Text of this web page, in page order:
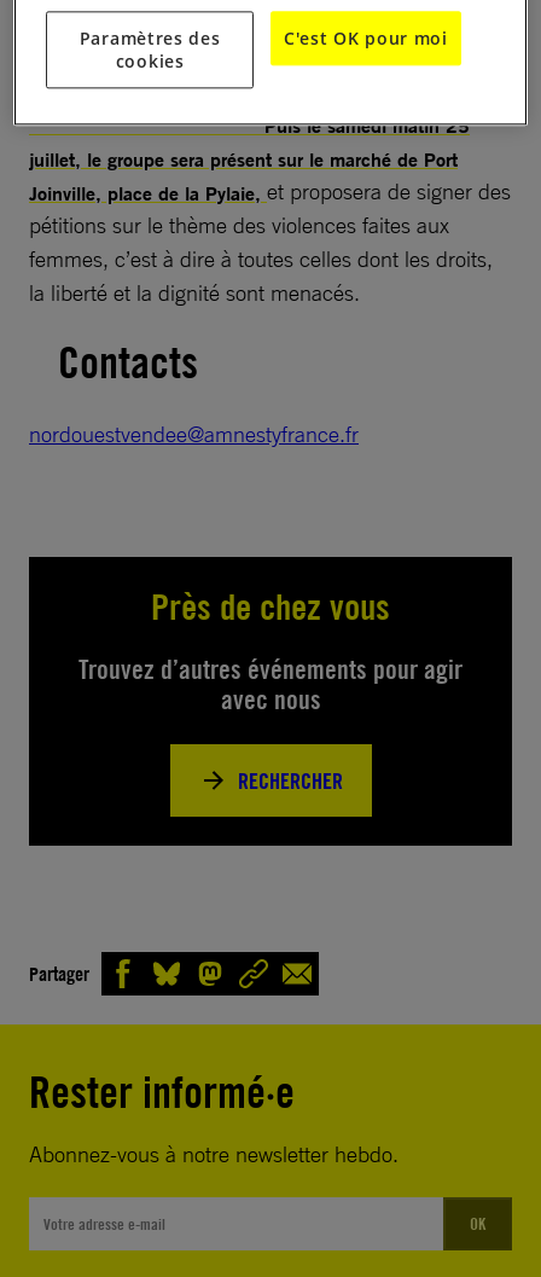
sur la dépénalisation de l’avortement dans ce pays.
Puis le samedi matin 25
juillet, le groupe sera présent sur le marché de Port
Joinville, place de la Pylaie, et proposera de signer des
pétitions sur le thème des violences faites aux
femmes, c’est à dire à toutes celles dont les droits,
la liberté et la dignité sont menacés.
Contacts
nordouestvendee@amnestyfrance.fr
Près de chez vous
Trouvez d’autres événements pour agir
avec nous
RECHERCHER
Partager
Rester informé·e
Abonnez-vous à notre newsletter hebdo.
OK
Paramètres des
cookies
C'est OK pour moi